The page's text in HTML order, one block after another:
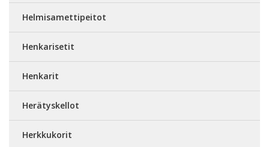
Helmisamettipeitot
Henkarisetit
Henkarit
Herätyskellot
Herkkukorit